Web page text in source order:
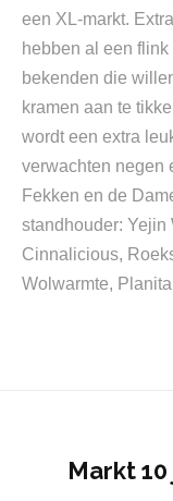
een XL-markt.
hebben al een
bekenden die
kramen aan te
wordt een extra
verwachten negen
Fekken en de
standhouder: Yejin
Cinnalicious,
Wolwarmte,
Markt